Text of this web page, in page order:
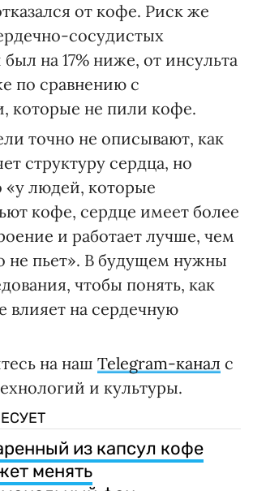
от кофе. Риск же
сосудистых
был на 17% ниже, от инсульта
по сравнению с
которые не пили кофе.
точно не описывают, как
структуру сердца, но
«у людей, которые
кофе, сердце имеет более
и работает лучше, чем
не пьет». В будущем нужны
чтобы понять, как
влияет на сердечную
на наш Telegram-канал с
и культуры.
из капсул кофе
менять